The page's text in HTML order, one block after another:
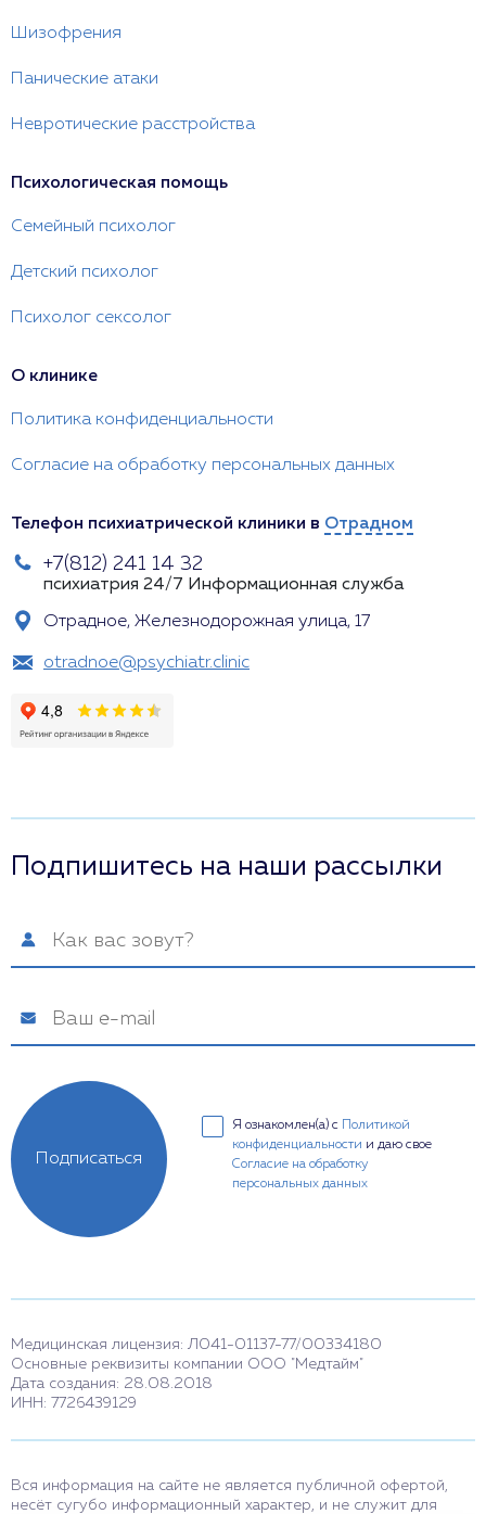
Шизофрения
Панические атаки
Невротические расстройства
Психологическая помощь
Семейный психолог
Детский психолог
Психолог сексолог
О клинике
Политика конфиденциальности
Согласие на обработку персональных данных
Телефон психиатрической клиники в Отрадном
+7(812) 241 14 32
психиатрия 24/7 Информационная служба
Отрадное, Железнодорожная улица, 17
otradnoe@psychiatr.clinic
Подпишитесь на наши рассылки
Я ознакомлен(а) с
Политикой
конфиденциальности и даю свое
Согласие на обработку
персональных данных
Подписаться
Медицинская лицензия: Л041-01137-77/00334180
Основные реквизиты компании ООО "Медтайм"
Дата создания: 28.08.2018
ИНН: 7726439129
Вся информация на сайте не является публичной офертой,
несёт сугубо информационный характер, и не служит для